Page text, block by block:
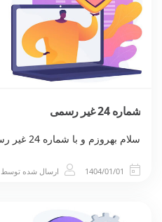
شماره 24 غیر رسمی
سلام بهروزم و با شماره 24 غیر رسمی…
1404/01/01 ارسال شده توسط